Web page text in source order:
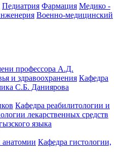
Педиатрия Фармация Медико -
Военно-медицинский
профессора А.Д.
и здравоохранения Кафедра
С.Б. Даниярова
Кафедра реабилитологии и
лекарственных средств
языка
анатомии Кафедра гистологии,